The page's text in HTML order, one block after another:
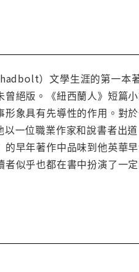
）文學生涯的第一本
絕版。《紐西蘭人》短篇
象具有先導性的作用。對
一位職業作家和說書者出
早年著作中品味到他英華
似乎也都在書中扮演了一定